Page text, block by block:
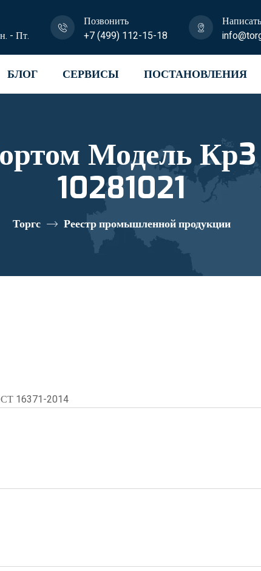
- Пт.
Позвонить
+7 (499) 112-15-18
Написать
БЛОГ СЕРВИСЫ ПОСТАНОВЛЕНИЯ
Модель
10281021
Торгс Реестр промышленной продукции
16371-2014